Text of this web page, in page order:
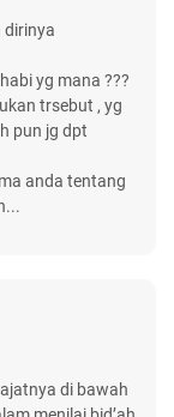
dirinya
yg mana ???
trsebut , yg
pun jg dpt
anda tentang
di bawah